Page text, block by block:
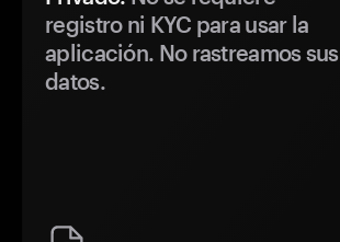
registro ni KYC para usar la
aplicación. No rastreamos sus
datos.